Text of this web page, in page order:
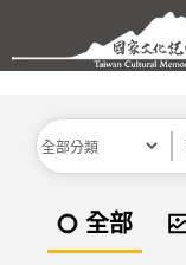
跳到主要內容區塊
分類
全部